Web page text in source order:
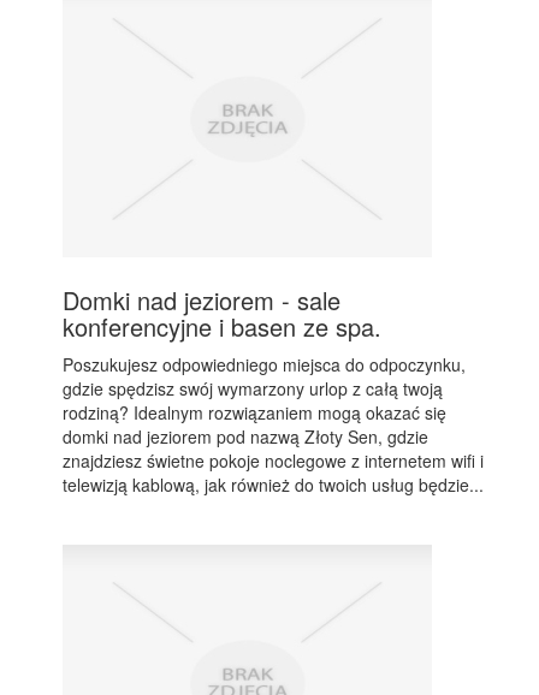
Domki nad jeziorem - sale
konferencyjne i basen ze spa.
Poszukujesz odpowiedniego miejsca do odpoczynku,
gdzie spędzisz swój wymarzony urlop z całą twoją
rodziną? Idealnym rozwiązaniem mogą okazać się
domki nad jeziorem pod nazwą Złoty Sen, gdzie
znajdziesz świetne pokoje noclegowe z internetem wifi i
telewizją kablową, jak również do twoich usług będzie...